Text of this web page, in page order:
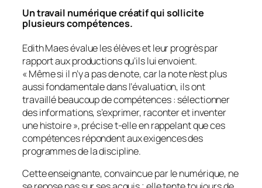
Un travail numérique créatif qui sollicite
plusieurs compétences.
Edith Maes évalue les élèves et leur progrès par
rapport aux productions qu’ils lui envoient.
«Même si il n’y a pas de note, car la note n’est plus
aussi fondamentale dans l’évaluation, ils ont
travaillé beaucoup de compétences : sélectionner
des informations, s’exprimer, raconter et inventer
une histoire», précise t-elle en rappelant que ces
compétences répondent aux exigences des
programmes de la discipline.
Cette enseignante, convaincue par le numérique, ne